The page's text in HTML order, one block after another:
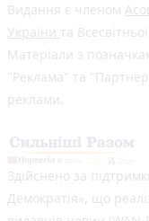
Видання є членом
України та
Матеріали з
"Реклама" та
реклами.
Здійснено за
Демократія», що